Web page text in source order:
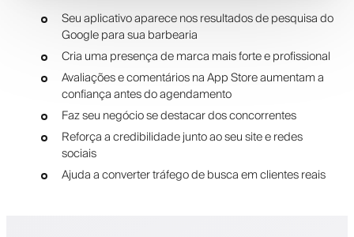
Seu aplicativo aparece nos resultados de pesquisa do
Google para sua barbearia
Cria uma presença de marca mais forte e profissional
Avaliações e comentários na App Store aumentam a
confiança antes do agendamento
Faz seu negócio se destacar dos concorrentes
Reforça a credibilidade junto ao seu site e redes
sociais
Ajuda a converter tráfego de busca em clientes reais